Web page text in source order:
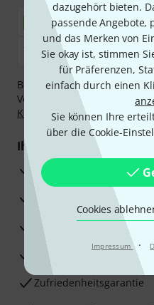
dazugehört bieten.
passende Angebote,
und das Merken von
Sie okay ist, stimmen
für Präferenzen,
einfach durch einen
Sie können Ihre
über die Cookie-
Cookies
Impressum ·
Bezahlen Sie vertraulich
Vorkasse, PayPal, Amazon
Klarna Ratenzahlungoder
Ihre Vorteile
3 Jahre Thomann
30 Tage Money-Back-
Reparaturservice
Beratung durch
Zufriedenheitsgarantie